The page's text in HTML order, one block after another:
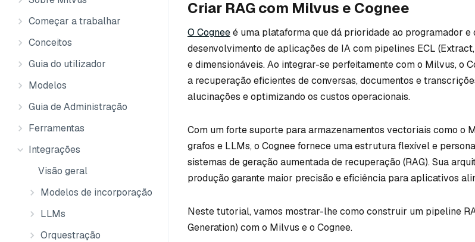
Começar a trabalhar
Conceitos
Guia do utilizador
Modelos
Guia de Administração
Ferramentas
Integrações
Visão geral
Modelos de incorporação
LLMs
Orquestração
Criar RAG com Milvus e Cognee
O Cogneeé uma plataforma que dá prioridade ao programador e
desenvolvimento de aplicações de IA com pipelines ECL
e dimensionáveis. Ao integrar-se perfeitamente com o Milvus, o
a recuperação eficientes de conversas, documentos e
alucinações e optimizando os custos operacionais.
Com um forte suporte para armazenamentos vectoriais como o
grafos e LLMs, o Cognee fornece uma estrutura flexível e
sistemas de geração aumentada de recuperação (RAG). Sua
produção garante maior precisão e eficiência para aplicativos
Neste tutorial, vamos mostrar-lhe como construir um pipeline
Generation) com o Milvus e o Cognee.